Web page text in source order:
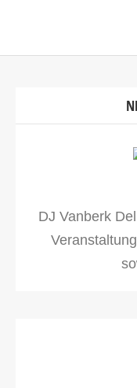
DJ Vanberk